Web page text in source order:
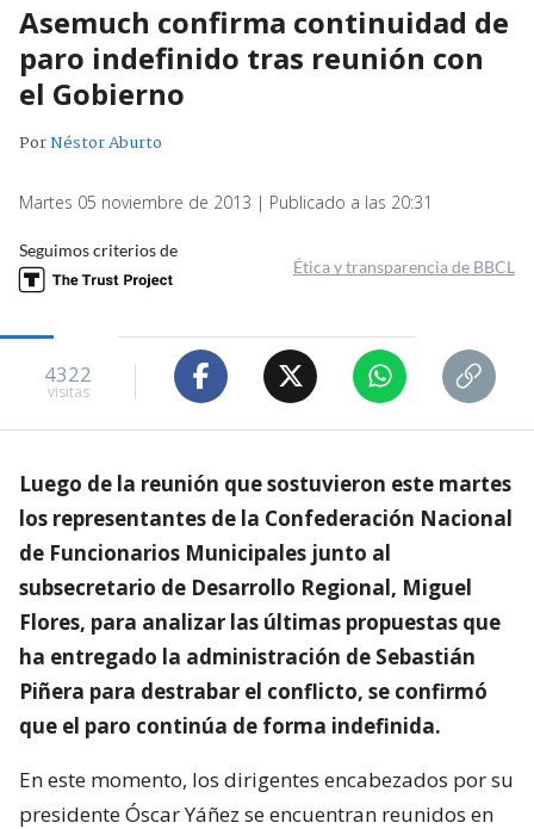
Asemuch confirma continuidad de
paro indefinido tras reunión con
el Gobierno
PorNéstor Aburto
Martes 05 noviembre de 2013 | Publicado a las 20:31
Seguimos criterios de
Ética y transparencia de BBCL
4322
visitas
Luego de la reunión que sostuvieron este martes
los representantes de la Confederación Nacional
de Funcionarios Municipales junto al
subsecretario de Desarrollo Regional, Miguel
Flores, para analizar las últimas propuestas que
ha entregado la administración de Sebastián
Piñera para destrabar el conflicto, se confirmó
que el paro continúa de forma indefinida.
En este momento, los dirigentes encabezados por su
presidente Óscar Yáñez se encuentran reunidos en